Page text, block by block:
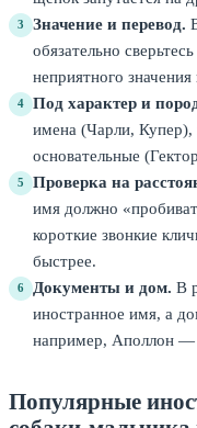
3 Значение и перевод.
обязательно
неприятного значения
4 Под характер и
имена (Чарли,
основательные
5 Проверка на
имя должно
короткие звонкие
быстрее.
6 Документы и дом. В
иностранное имя, а
например, Аполлон
Популярные